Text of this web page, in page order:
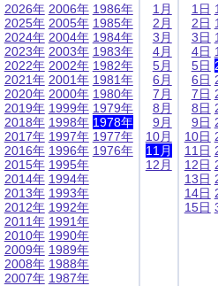
2026年
2025年
2024年
2023年
2022年
2021年
2020年
2019年
2018年
2017年
2016年
2015年
2014年
2013年
2012年
2011年
2010年
2009年
2008年
2007年
2006年
2005年
2004年
2003年
2002年
2001年
2000年
1999年
1998年
1997年
1996年
1995年
1994年
1993年
1992年
1991年
1990年
1989年
1988年
1987年
1986年
1985年
1984年
1983年
1982年
1981年
1980年
1979年
1978年
1977年
1976年
1月
2月
3月
4月
5月
6月
7月
8月
9月
10月
11月
12月
1日
2日
3日
4日
5日
6日
7日
8日
9日
10日
11日
12日
13日
14日
15日